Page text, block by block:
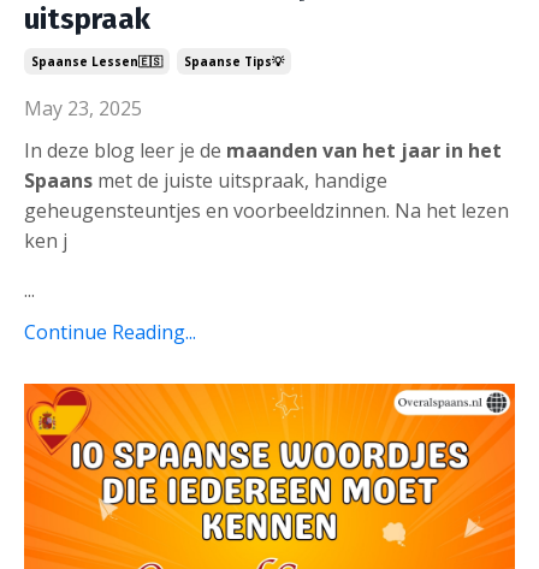
uitspraak
Spaanse Lessen🇪🇸 Spaanse Tips💡
May 23, 2025
In deze blog leer je de maanden van het jaar in het
Spaans met de juiste uitspraak, handige
geheugensteuntjes en voorbeeldzinnen. Na het lezen
ken j
...
Continue Reading...